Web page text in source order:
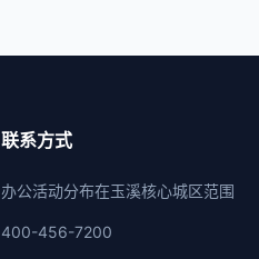
联系方式
办公活动分布在玉溪核心城区范围
400-456-7200